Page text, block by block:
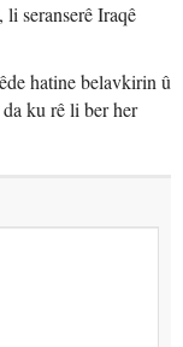
seranserê Iraqê
hatine belavkirin û
ku rê li ber her